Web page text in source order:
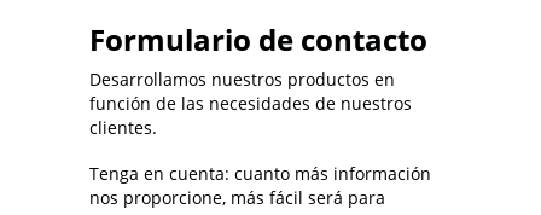
Formulario de contacto
Desarrollamos nuestros productos en
función de las necesidades de nuestros
clientes.
Tenga en cuenta: cuanto más información
nos proporcione, más fácil será para